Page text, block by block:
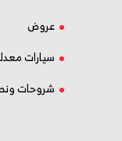
عروض
سيارات
شروحات